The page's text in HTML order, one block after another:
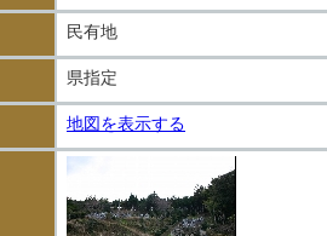
民有地
県指定
地図を表示する